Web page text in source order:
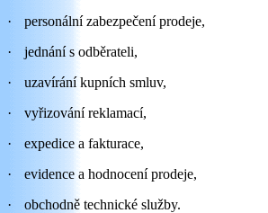
·
personální zabezpečení prodeje,
·
jednání s odběrateli,
·
uzavírání kupních smluv,
·
vyřizování reklamací,
·
expedice a fakturace,
·
evidence a hodnocení prodeje,
·
obchodně technické služby.